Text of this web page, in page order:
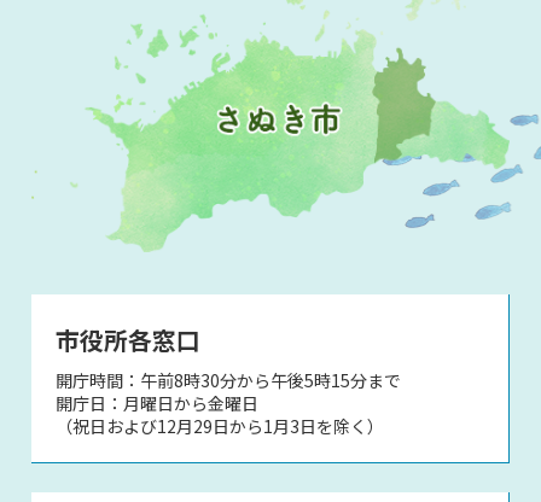
市役所各窓口
開庁時間：午前8時30分から午後5時15分まで
開庁日：月曜日から金曜日
（祝日および12月29日から1月3日を除く）